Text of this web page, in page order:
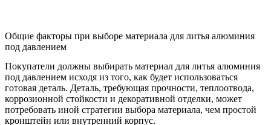
Общие факторы при выборе материала для литья алюминия
под давлением
Покупатели должны выбирать материал для литья алюминия
под давлением исходя из того, как будет использоваться
готовая деталь. Деталь, требующая прочности, теплоотвода,
коррозионной стойкости и декоративной отделки, может
потребовать иной стратегии выбора материала, чем простой
кронштейн или внутренний корпус.